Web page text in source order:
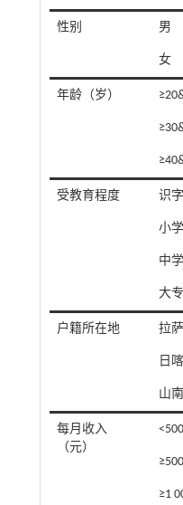
性别 男
女
年龄（岁）
受教育程度 识
小学
中学
大
户籍所在地 拉萨
日
山南
每月收入
（元）
<500
≥1